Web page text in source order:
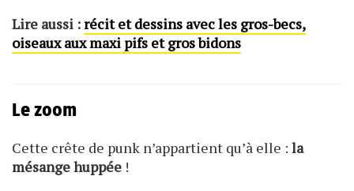
Lire aussi :récit et dessins avec les gros-becs,
oiseaux aux maxi pifs et gros bidons
Le zoom
Cette crête de punk n’appartient qu’à elle : la
mésange huppée !